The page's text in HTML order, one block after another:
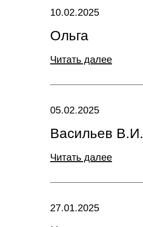
10.02.2025
Ольга
Читать далее
05.02.2025
Васильев В.И.
Читать далее
27.01.2025